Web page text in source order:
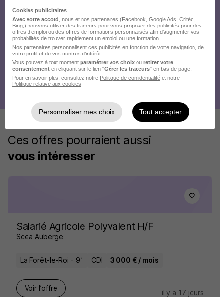
Ces offres pourraient aussi
vous intéresser
Salarié Agricole Polyvalent H/F
Scea Auberge
La Forêt-le-Roi - 91 CDI 3 000 € / mois
Voir l’offre
il y a 17 jours
Cookies publicitaires
Avec votre accord , nous et nos partenaires (Facebook, Google Ads , Critéo,
Bing,) pouvons utiliser des traceurs pour vous proposer des publicités pour des
offres d’emploi ou des offres de formations personnalisés afin d’augmenter vos
probabilités de trouver rapidement un emploi ou une formation.
Nos partenaires personnalisent ces publicités en fonction de votre navigation, de
votre profil et de vos centres d’intérêt.
Vous pouvez à tout moment paramétrer vos choix ou retirer votre
consentement en cliquant sur le lien "Gérer les traceurs" en bas de page.
Pour en savoir plus, consultez notre Politique de confidentialité et notre
Politique relative aux cookies
Personnaliser mes choix Tout accepter